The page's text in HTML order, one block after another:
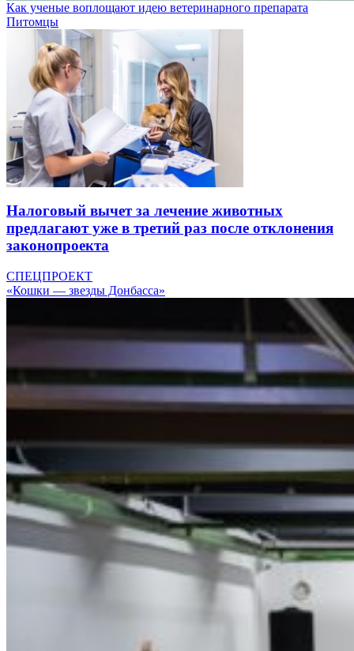
Как ученые воплощают идею ветеринарного препарата
Питомцы
Налоговый вычет за лечение животных
предлагают уже в третий раз после отклонения
законопроекта
СПЕЦПРОЕКТ
«Кошки — звезды Донбасса»